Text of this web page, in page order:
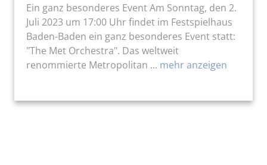
Ein ganz besonderes Event Am Sonntag, den 2.
Juli 2023 um 17:00 Uhr findet im Festspielhaus
Baden-Baden ein ganz besonderes Event statt:
"The Met Orchestra". Das weltweit
renommierte Metropolitan ... mehr anzeigen